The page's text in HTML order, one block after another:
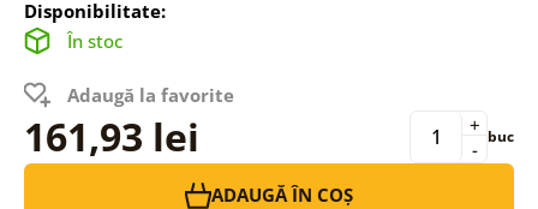
Disponibilitate:
În stoc
Adaugă la favorite
161,93 lei -
+ buc
ADAUGĂ ÎN COȘ